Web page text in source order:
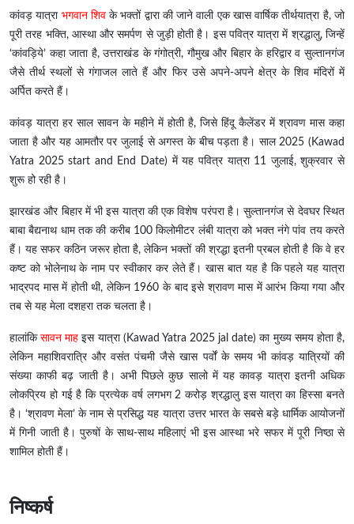
कांवड़ यात्रा भगवान शिवके भक्तों द्वारा की जाने वाली एक खास वार्षिक तीर्थयात्रा है, जो
पूरी तरह भक्ति, आस्था और समर्पण से जुड़ी होती है। इस पवित्र यात्रा में श्रद्धालु, जिन्हें
‘कांवड़िये’ कहा जाता है, उत्तराखंड के गंगोत्री, गौमुख और बिहार के हरिद्वार व सुल्तानगंज
जैसे तीर्थ स्थलों से गंगाजल लाते हैं और फिर उसे अपने-अपने क्षेत्र के शिव मंदिरों में
अर्पित करते हैं।
कांवड़ यात्रा हर साल सावन के महीने में होती है, जिसे हिंदू कैलेंडर में श्रावण मास कहा
जाता है और यह आमतौर पर जुलाई से अगस्त के बीच पड़ता है। साल 2025 (Kawad
Yatra 2025 start and End Date) में यह पवित्र यात्रा 11 जुलाई, शुक्रवार से
शुरू हो रही है।
झारखंड और बिहार में भी इस यात्रा की एक विशेष परंपरा है। सुल्तानगंज से देवघर स्थित
बाबा बैद्यनाथ धाम तक की करीब 100 किलोमीटर लंबी यात्रा को भक्त नंगे पांव तय करते
हैं। यह सफर कठिन जरूर होता है, लेकिन भक्तों की श्रद्धा इतनी प्रबल होती है कि वे हर
कष्ट को भोलेनाथ के नाम पर स्वीकार कर लेते हैं। खास बात यह है कि पहले यह यात्रा
भाद्रपद मास में होती थी, लेकिन 1960 के बाद इसे श्रावण मास में आरंभ किया गया और
तब से यह मेला दशहरा तक चलता है।
हालांकिसावन माह इस यात्रा (Kawad Yatra 2025 jal date) का मुख्य समय होता है,
लेकिन महाशिवरात्रि और वसंत पंचमी जैसे खास पर्वों के समय भी कांवड़ यात्रियों की
संख्या काफी बढ़ जाती है। अभी पिछले कुछ सालो में यह कावड़ यात्रा इतनी अधिक
लोकप्रिय हो गई है कि प्रत्येक वर्ष लगभग 2 करोड़ श्रद्धालु इस यात्रा का हिस्सा बनते
है। ‘श्रावण मेला’ के नाम से प्रसिद्ध यह यात्रा उत्तर भारत के सबसे बड़े धार्मिक आयोजनों
में गिनी जाती है। पुरुषों के साथ-साथ महिलाएं भी इस आस्था भरे सफर में पूरी निष्ठा से
शामिल होती हैं।
निष्कर्ष